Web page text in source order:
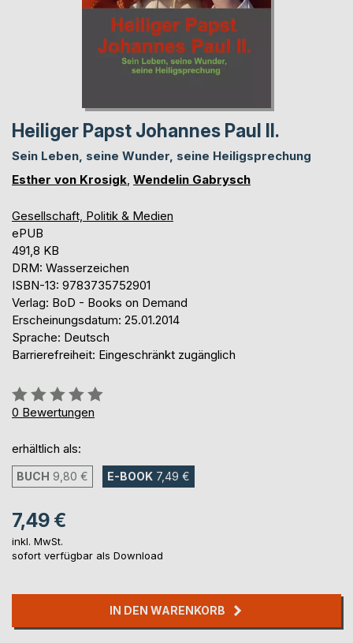
Heiliger Papst Johannes Paul II.
Sein Leben, seine Wunder, seine Heiligsprechung
Esther von Krosigk, Wendelin Gabrysch
Gesellschaft, Politik & Medien
ePUB
491,8 KB
DRM: Wasserzeichen
ISBN-13: 9783735752901
Verlag: BoD - Books on Demand
Erscheinungsdatum: 25.01.2014
Sprache: Deutsch
Barrierefreiheit: Eingeschränkt zugänglich
Bewertung::
0%
0 Bewertungen
erhältlich als:
BUCH 9,80 € E-BOOK 7,49 €
7,49 €
inkl. MwSt.
sofort verfügbar als Download
IN DEN WARENKORB